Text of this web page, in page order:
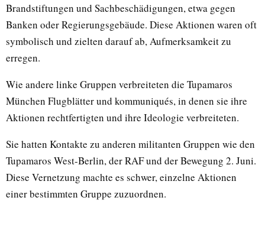
Brandstiftungen und Sachbeschädigungen, etwa gegen
Banken oder Regierungsgebäude. Diese Aktionen waren oft
symbolisch und zielten darauf ab, Aufmerksamkeit zu
erregen.
Wie andere linke Gruppen verbreiteten die Tupamaros
München Flugblätter und kommuniqués, in denen sie ihre
Aktionen rechtfertigten und ihre Ideologie verbreiteten.
Sie hatten Kontakte zu anderen militanten Gruppen wie den
Tupamaros West-Berlin, der RAF und der Bewegung 2. Juni.
Diese Vernetzung machte es schwer, einzelne Aktionen
einer bestimmten Gruppe zuzuordnen.